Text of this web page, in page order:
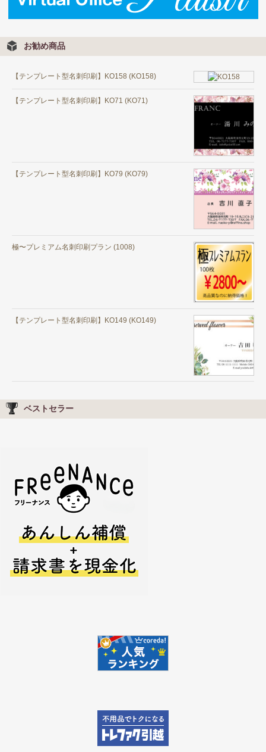
お勧め商品
【テンプレート型名刺印刷】KO158 (KO158)
【テンプレート型名刺印刷】KO71 (KO71)
【テンプレート型名刺印刷】KO79 (KO79)
極〜プレミアム名刺印刷プラン (1008)
【テンプレート型名刺印刷】KO149 (KO149)
ベストセラー